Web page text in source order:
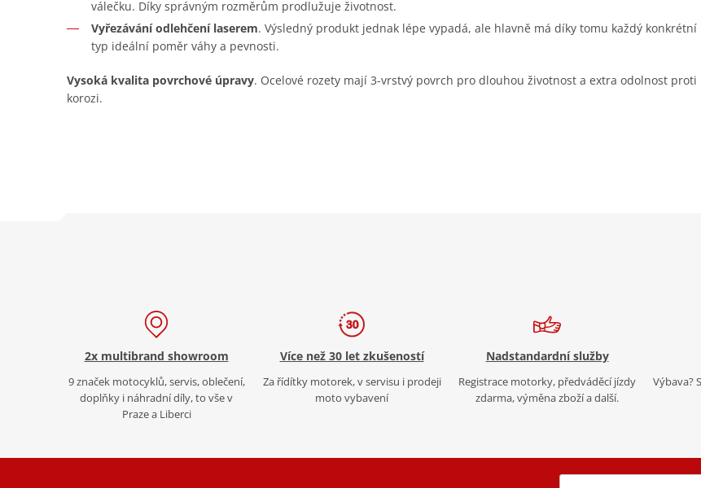
válečku. Díky správným rozměrům prodlužuje životnost.
Vyřezávání odlehčení laserem. Výsledný produkt jednak lépe vypadá, ale hlavně má díky tomu každý konkrétní
typ ideální poměr váhy a pevnosti.
Vysoká kvalita povrchové úpravy. Ocelové rozety mají 3-vrstvý povrch pro dlouhou životnost a extra odolnost proti
korozi.
2x multibrand showroom
9 značek motocyklů, servis, oblečení,
doplňky i náhradní díly, to vše v
Praze a Liberci
Více než 30 let zkušeností
Za řídítky motorek, v servisu i prodeji
moto vybavení
Nadstandardní služby
Registrace motorky, předváděcí jízdy
zdarma, výměna zboží a další.
Výbava?